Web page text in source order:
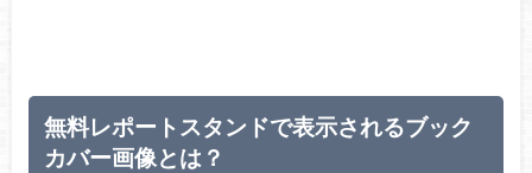
無料レポートスタンドで表示されるブック
カバー画像とは？